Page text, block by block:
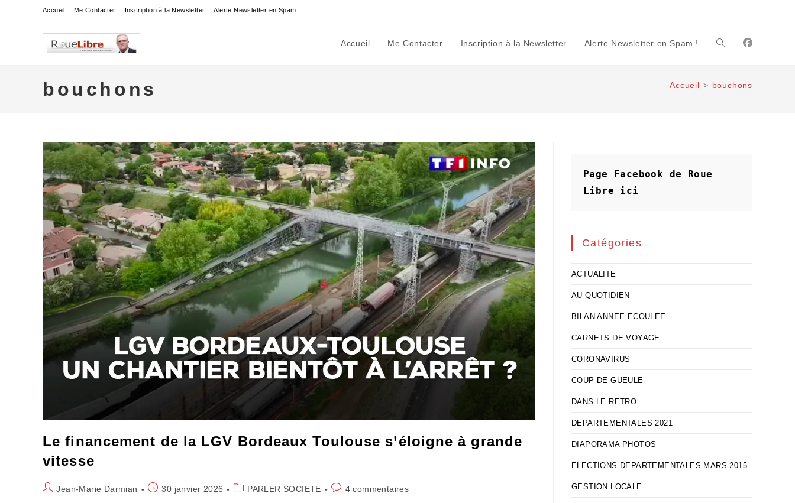
Accueil Me Contacter Inscription à la Newsletter Alerte Newsletter en Spam !
Accueil Me Contacter Inscription à la Newsletter Alerte Newsletter en Spam ! Toggle
website
bouchons Accueil > bouchons
Le financement de la LGV Bordeaux Toulouse s’éloigne à grande
vitesse
Auteur/autrice
Jean-Marie Darmian
Publication
30 janvier 2026
PostPARLER SOCIETE
Commentaires
4 commentaires
Page Facebook de Roue
Libre
ici
Catégories
ACTUALITE
AU QUOTIDIEN
BILAN ANNEE ECOULEE
CARNETS DE VOYAGE
CORONAVIRUS
COUP DE GUEULE
DANS LE RETRO
DEPARTEMENTALES 2021
DIAPORAMA PHOTOS
ELECTIONS DEPARTEMENTALES MARS 2015
GESTION LOCALE